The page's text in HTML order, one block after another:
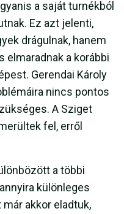
a saját turnékból
Ez azt jelenti,
drágulnak, hanem
elmaradnak a korábbi
Gerendai Károly
nincs pontos
A Sziget
fel, erről
a többi
különleges
akkor eladtuk,